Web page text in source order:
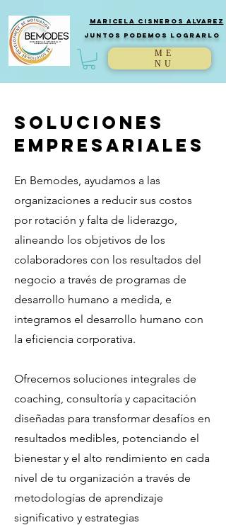
Maricela Cisneros Alvarez
ME
NU
JUntos podemos lograrlo
Soluciones
empresariales
En Bemodes, ayudamos a las
organizaciones a reducir sus costos
por rotación y falta de liderazgo,
alineando los objetivos de los
colaboradores con los resultados del
negocio a través de programas de
desarrollo humano a medida, e
integramos el desarrollo humano con
la eficiencia corporativa.
Ofrecemos soluciones integrales de
coaching, consultoría y capacitación
diseñadas para transformar desafíos en
resultados medibles, potenciando el
bienestar y el alto rendimiento en cada
nivel de tu organización a través de
metodologías de aprendizaje
significativo y estrategias